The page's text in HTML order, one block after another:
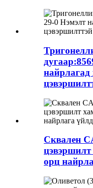
найрлагад
Сквален
цэвэршилт
орц